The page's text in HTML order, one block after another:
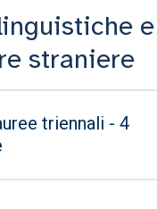
e
straniere
triennali - 4